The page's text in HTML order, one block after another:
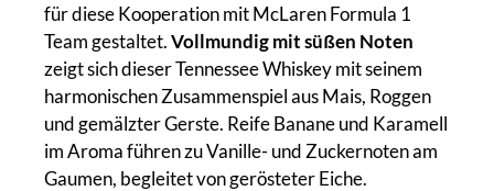
für diese Kooperation mit McLaren Formula 1
Team gestaltet.Vollmundig mit süßen Noten
zeigt sich dieser Tennessee Whiskey mit seinem
harmonischen Zusammenspiel aus Mais, Roggen
und gemälzter Gerste. Reife Banane und Karamell
im Aroma führen zu Vanille- und Zuckernoten am
Gaumen, begleitet von gerösteter Eiche.